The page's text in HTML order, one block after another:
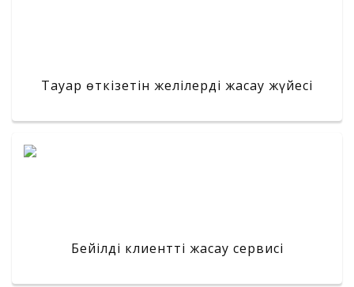
Тауар өткізетін желілерді жасау жүйесі
Бейілді клиентті жасау сервисі